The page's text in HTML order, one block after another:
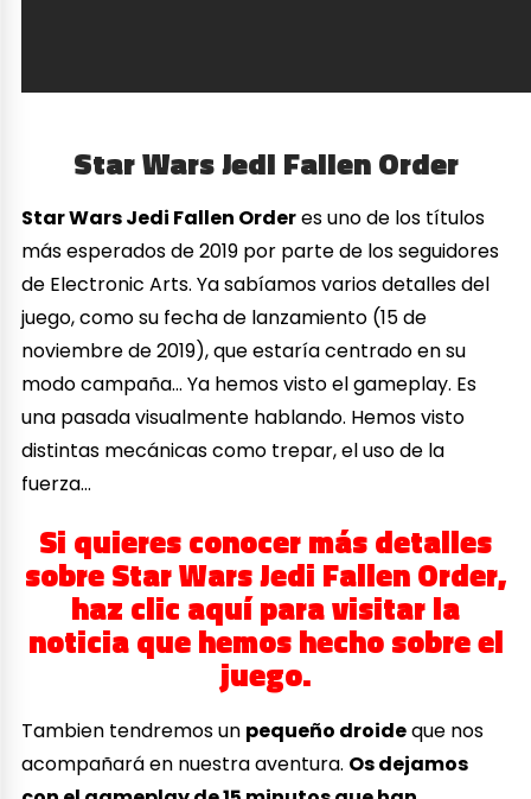
Star Wars Jedi Fallen Order
Star Wars Jedi Fallen Orderes uno de los títulos
más esperados de 2019 por parte de los seguidores
de Electronic Arts. Ya sabíamos varios detalles del
juego, como su fecha de lanzamiento (15 de
noviembre de 2019), que estaría centrado en su
modo campaña… Ya hemos visto el gameplay. Es
una pasada visualmente hablando. Hemos visto
distintas mecánicas como trepar, el uso de la
fuerza…
Si quieres conocer más detalles
sobre Star Wars Jedi Fallen Order,
haz clic aquí para visitar la
noticia que hemos hecho sobre el
juego.
Tambien tendremos un pequeño droideque nos
acompañará en nuestra aventura. Os dejamos